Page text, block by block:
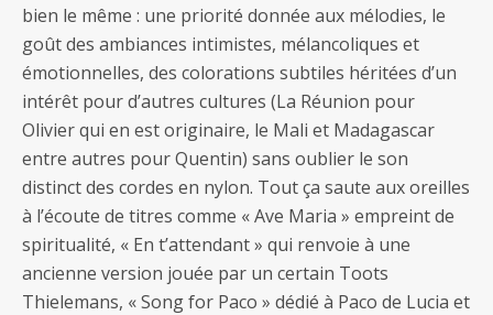
bien le même : une priorité donnée aux mélodies, le
goût des ambiances intimistes, mélancoliques et
émotionnelles, des colorations subtiles héritées d’un
intérêt pour d’autres cultures (La Réunion pour
Olivier qui en est originaire, le Mali et Madagascar
entre autres pour Quentin) sans oublier le son
distinct des cordes en nylon. Tout ça saute aux oreilles
à l’écoute de titres comme « Ave Maria » empreint de
spiritualité, « En t’attendant » qui renvoie à une
ancienne version jouée par un certain Toots
Thielemans, « Song for Paco » dédié à Paco de Lucia et